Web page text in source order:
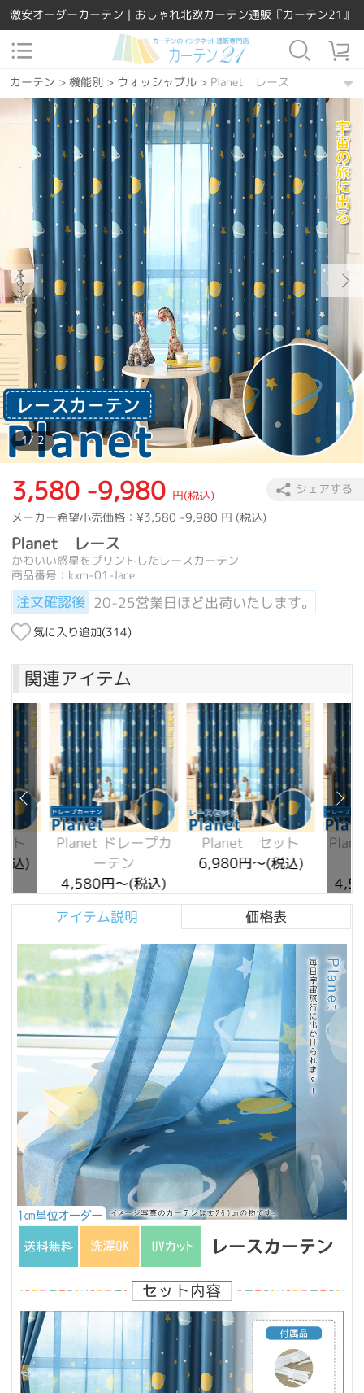
激安オーダーカーテン｜おしゃれ北欧カーテン通販『カーテン21』
カーテン > 機能別> ウォッシャブル> Planet レース
カーテン>素材>ポリエステル>Planet レース
カーテン > 場所で選ぶ> リビング>Planet レース
カーテン> 場所で選ぶ > ダイニング・キッチン >
Planet レース
カーテン
場所で選ぶ 寝室 > Planet レース
カーテン> 場所で選ぶ >子供部屋
Planet レース
カーテン
> 柄 星 >
Planet レース
カーテン >機能別 >UVカット
Planet レース
カーテン> デザインテイスト>キュート >Planet レース
カーテン
デザインテイスト>洋風>
Planet レース
カーテン> カーテンの種類>レースカーテン >Planet レース
1/ 2
3,580 -9,980 円(税込)
メーカー希望小売価格：¥3,580 -9,980 円 (税込)
Planet レース
かわいい惑星をプリントしたレースカーテン
商品番号：kxm-01-lace
注文確認後 20-25営業日ほど出荷いたします。
気に入り追加(314)
シェアする
関連アイテム
ト
込)
Planet ドレープカ
ーテン
4,580円～(税込)
Planet セット
6,980円～(税込)
アイテム説明
価格表